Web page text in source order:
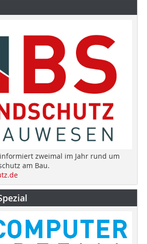
informiert zweimal im Jahr rund um
am Bau.